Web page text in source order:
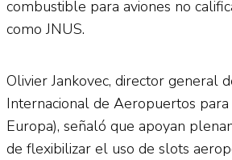
combustible para aviones no
como JNUS.
Olivier Jankovec, director general
Internacional de Aeropuertos para
Europa), señaló que apoyan
de flexibilizar el uso de slots